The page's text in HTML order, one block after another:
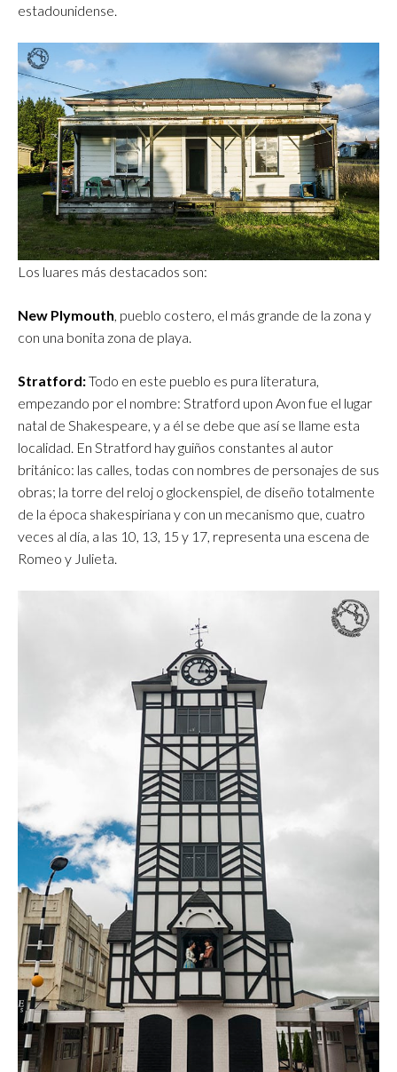
estadounidense.
Los luares más destacados son:
New Plymouth , pueblo costero, el más grande de la zona y
con una bonita zona de playa.
Stratford:Todo en este pueblo es pura literatura,
empezando por el nombre: Stratford upon Avon fue el lugar
natal de Shakespeare, y a él se debe que así se llame esta
localidad. En Stratford hay guiños constantes al autor
británico: las calles, todas con nombres de personajes de sus
obras; la torre del reloj o glockenspiel, de diseño totalmente
de la época shakespiriana y con un mecanismo que, cuatro
veces al día, a las 10, 13, 15 y 17, representa una escena de
Romeo y Julieta.